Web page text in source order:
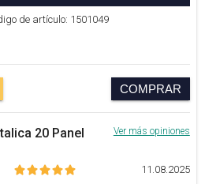
de artículo: 1501049
COMPRAR
20 Panel
Ver más opiniones
11.08.2025